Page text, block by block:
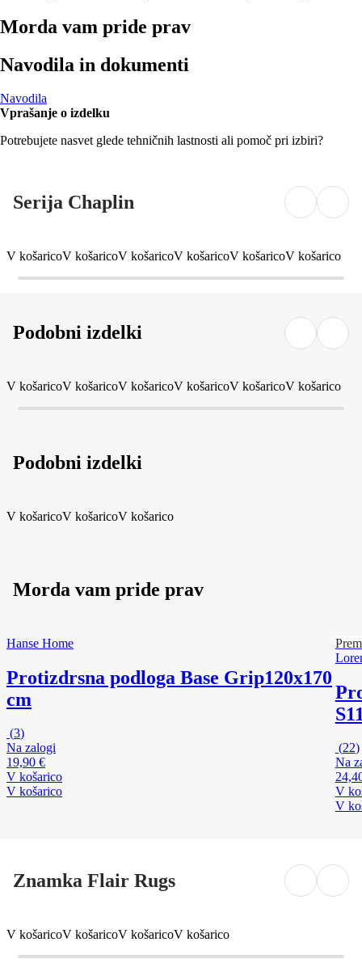
Morda vam pride prav
Navodila in dokumenti
Navodila
Vprašanje o izdelku
Potrebujete nasvet glede tehničnih lastnosti ali pomoč pri izbiri?
Serija Chaplin
V košaricoV košaricoV košaricoV košaricoV košaricoV košarico
Podobni izdelki
V košaricoV košaricoV košaricoV košaricoV košaricoV košarico
Podobni izdelki
V košaricoV košaricoV košarico
Morda vam pride prav
Hanse Home
Protizdrsna podloga Base Grip120x170
cm
(3)
Na zalogi
19,90 €
V košarico
V košarico
S
(22)
Na
V
V
Znamka Flair Rugs
V košaricoV košaricoV košaricoV košarico